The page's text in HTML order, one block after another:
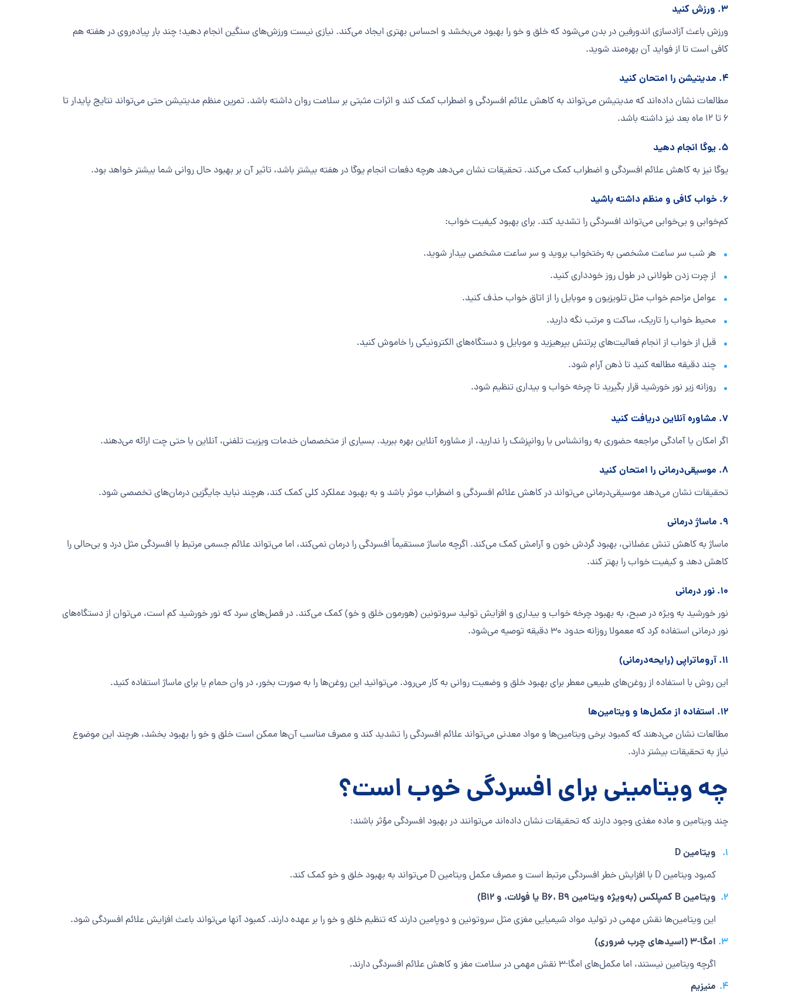
۳. ورزش کنید
ورزش باعث آزادسازی اندورفین در بدن می‌شود که خلق و خو را بهبود می‌بخشد و احساس بهتری ایجاد می‌کند. نیازی نیست ورزش‌های سنگین انجام دهید؛ چند بار پیاده‌روی در هفته هم
کافی است تا از فواید آن بهره‌مند شوید.
۴. مدیتیشن را امتحان کنید
مطالعات نشان داده‌اند که مدیتیشن می‌تواند به کاهش علائم افسردگی و اضطراب کمک کند و اثرات مثبتی بر سلامت روان داشته باشد. تمرین منظم مدیتیشن حتی می‌تواند نتایج پایدار تا
۶ تا ۱۲ ماه بعد نیز داشته باشد.
۵. یوگا انجام دهید
یوگا نیز به کاهش علائم افسردگی و اضطراب کمک می‌کند. تحقیقات نشان می‌دهد هرچه دفعات انجام یوگا در هفته بیشتر باشد، تاثیر آن بر بهبود حال روانی شما بیشتر خواهد بود.
۶. خواب کافی و منظم داشته باشید
کم‌خوابی و بی‌خوابی می‌تواند افسردگی را تشدید کند. برای بهبود کیفیت خواب:
هر شب سر ساعت مشخصی به رختخواب بروید و سر ساعت مشخصی بیدار شوید.
از چرت زدن طولانی در طول روز خودداری کنید.
عوامل مزاحم خواب مثل تلویزیون و موبایل را از اتاق خواب حذف کنید.
محیط خواب را تاریک، ساکت و مرتب نگه دارید.
قبل از خواب از انجام فعالیت‌های پرتنش بپرهیزید و موبایل و دستگاه‌های الکترونیکی را خاموش کنید.
چند دقیقه مطالعه کنید تا ذهن آرام شود.
روزانه زیر نور خورشید قرار بگیرید تا چرخه خواب و بیداری تنظیم شود.
۷. مشاوره آنلاین دریافت کنید
اگر امکان یا آمادگی مراجعه حضوری به روانشناس یا روانپزشک را ندارید، از مشاوره آنلاین بهره ببرید. بسیاری از متخصصان خدمات ویزیت تلفنی، آنلاین یا حتی چت ارائه می‌دهند.
۸. موسیقی‌درمانی را امتحان کنید
تحقیقات نشان می‌دهد موسیقی‌درمانی می‌تواند در کاهش علائم افسردگی و اضطراب موثر باشد و به بهبود عملکرد کلی کمک کند، هرچند نباید جایگزین درمان‌های تخصصی شود.
۹. ماساژ درمانی
ماساژ به کاهش تنش عضلانی، بهبود گردش خون و آرامش کمک می‌کند. اگرچه ماساژ مستقیماً افسردگی را درمان نمی‌کند، اما می‌تواند علائم جسمی مرتبط با افسردگی مثل درد و بی‌حالی را
کاهش دهد و کیفیت خواب را بهتر کند.
۱۰. نور درمانی
نور خورشید به ویژه در صبح، به بهبود چرخه خواب و بیداری و افزایش تولید سروتونین (هورمون خلق و خو) کمک می‌کند. در فصل‌های سرد که نور خورشید کم است، می‌توان از دستگاه‌های
نور درمانی استفاده کرد که معمولا روزانه حدود ۳۰ دقیقه توصیه می‌شود.
۱۱. آروماتراپی (رایحه‌درمانی)
این روش با استفاده از روغن‌های طبیعی معطر برای بهبود خلق و وضعیت روانی به کار می‌رود. می‌توانید این روغن‌ها را به صورت بخور، در وان حمام یا برای ماساژ استفاده کنید.
۱۲. استفاده از مکمل‌ها و ویتامین‌ها
مطالعات نشان می‌دهند که کمبود برخی ویتامین‌ها و مواد معدنی می‌تواند علائم افسردگی را تشدید کند و مصرف مناسب آن‌ها ممکن است خلق و خو را بهبود بخشد، هرچند این موضوع
نیاز به تحقیقات بیشتر دارد.
چه ویتامینی برای افسردگی خوب است؟
چند ویتامین و ماده مغذی وجود دارند که تحقیقات نشان داده‌اند می‌توانند در بهبود افسردگی مؤثر باشند:
ویتامین D
کمبود ویتامین D با افزایش خطر افسردگی مرتبط است و مصرف مکمل ویتامین D می‌تواند به بهبود خلق و خو کمک کند.
ویتامین B کمپلکس (به‌ویژه ویتامین B6، B9 یا فولات، و B12)
این ویتامین‌ها نقش مهمی در تولید مواد شیمیایی مغزی مثل سروتونین و دوپامین دارند که تنظیم خلق و خو را بر عهده دارند. کمبود آنها می‌تواند باعث افزایش علائم افسردگی شود.
امگا-3 (اسیدهای چرب ضروری)
اگرچه ویتامین نیستند، اما مکمل‌های امگا-3 نقش مهمی در سلامت مغز و کاهش علائم افسردگی دارند.
منیزیم